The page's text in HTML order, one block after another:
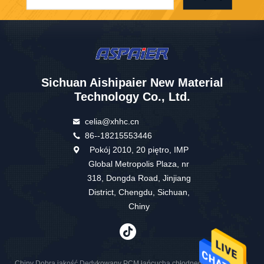
Sichuan Aishipaier New Material
Technology Co., Ltd.
celia@xhhc.cn
86--18215553446
Pokój 2010, 20 piętro, IMP
Global Metropolis Plaza, nr
318, Dongda Road, Jinjiang
District, Chengdu, Sichuan,
Chiny